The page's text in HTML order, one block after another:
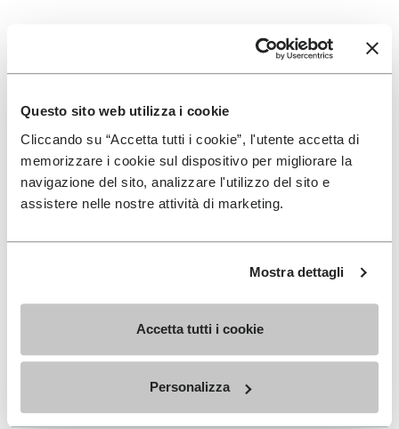
Questo sito web utilizza i cookie
Cliccando su “Accetta tutti i cookie”, l'utente accetta di
memorizzare i cookie sul dispositivo per migliorare la
navigazione del sito, analizzare l'utilizzo del sito e
assistere nelle nostre attività di marketing.
Mostra dettagli
Accetta tutti i cookie
Personalizza
Detalles
SUSCRÍBETE Y NO TE PIERDAS NUESTRAS NOVEDADES
acepto el tratamiento de mis datos personales
Para saber cómo procesamos tus datos, consulta nuestra